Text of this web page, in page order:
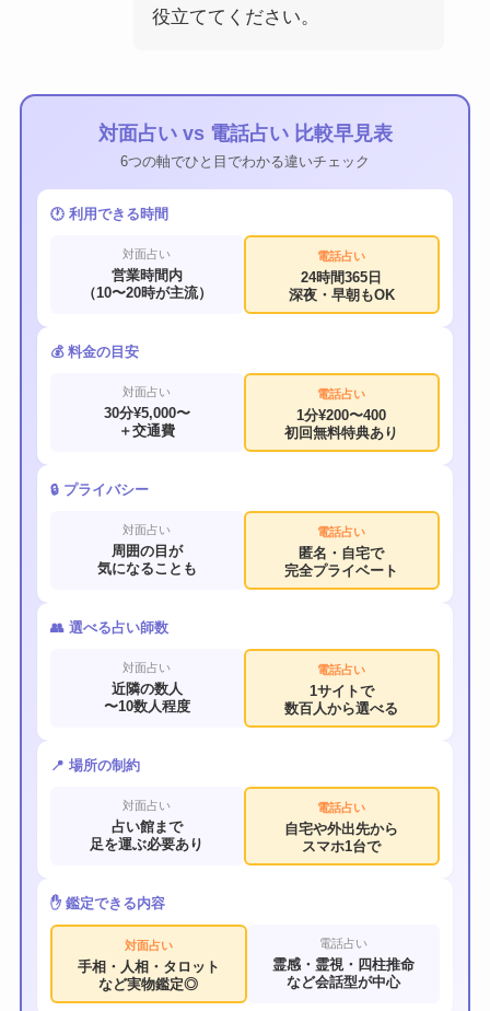
役立ててください。
対面占い vs 電話占い 比較早見表
6つの軸でひと目でわかる違いチェック
🕐 利用できる時間
対面占い
営業時間内
（10〜20時が主流）
電話占い
24時間365日
深夜・早朝もOK
💰 料金の目安
対面占い
30分¥5,000〜
＋交通費
電話占い
1分¥200〜400
初回無料特典あり
🔒 プライバシー
対面占い
周囲の目が
気になることも
電話占い
匿名・自宅で
完全プライベート
👥 選べる占い師数
対面占い
近隣の数人
〜10数人程度
電話占い
1サイトで
数百人から選べる
📍 場所の制約
対面占い
占い館まで
足を運ぶ必要あり
電話占い
自宅や外出先から
スマホ1台で
✋ 鑑定できる内容
対面占い
手相・人相・タロット
など実物鑑定◎
電話占い
霊感・霊視・四柱推命
など会話型が中心